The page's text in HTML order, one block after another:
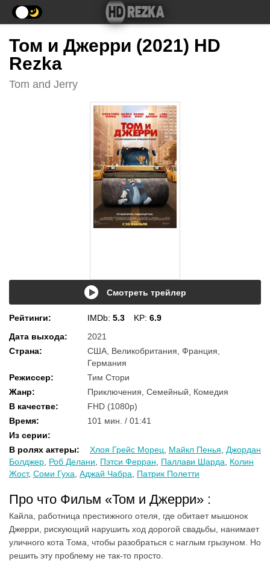
Том и Джерри (2021) HD
Rezka
Tom and Jerry
Смотреть трейлер
Рейтинги: IMDb: 5.3 KP: 6.9
Дата выхода:
2021
Страна:
США, Великобритания, Франция,
Германия
Режиссер:
Тим Стори
Жанр:
Приключения, Семейный, Комедия
В качестве:
FHD (1080p)
Время:
101 мин. / 01:41
Из серии:
В ролях актеры: Хлоя Грейс Морец Майкл Пенья
Джордан
Болджер Роб Делани Пэтси Ферран Паллави Шарда
Колин
Жост, Соми Гуха Аджай Чабра Патрик Полетти
Про что Фильм «Том и Джерри» :
Кайла, работница престижного отеля, где обитает мышонок
Джерри, рискующий нарушить ход дорогой свадьбы, нанимает
уличного кота Тома, чтобы разобраться с наглым грызуном. Но
решить эту проблему не так-то просто.